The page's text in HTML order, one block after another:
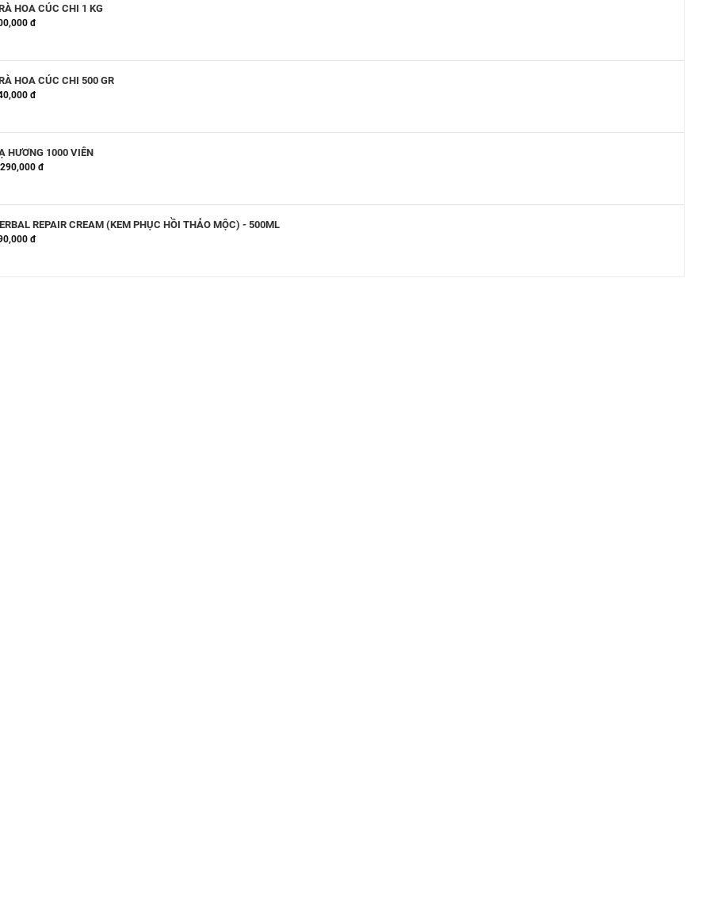
HOA CÚC CHI 1 KG
đ
HOA CÚC CHI 500 GR
đ
HƯƠNG 1000 VIÊN
đ
REPAIR CREAM (KEM PHỤC HỒI THẢO MỘC) - 500ML
đ